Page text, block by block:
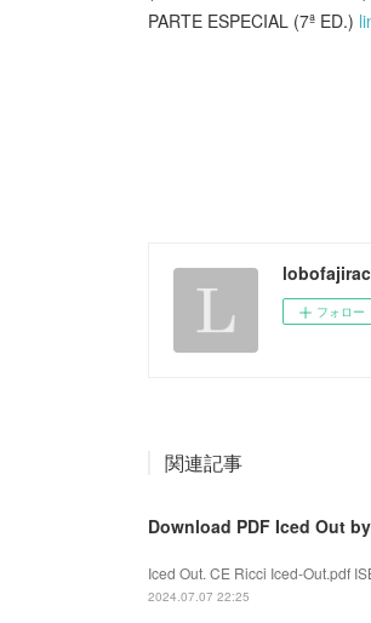
PARTE ESPECIAL (7ª ED.)
フォロー
関連記事
Download PDF Iced Out
Iced Out. CE Ricci Iced-Out.pdf
2024.07.07 22:25